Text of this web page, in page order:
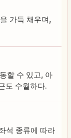
가득 채우며,
할 수 있고, 아
도 수월하다.
석 종류에 따라